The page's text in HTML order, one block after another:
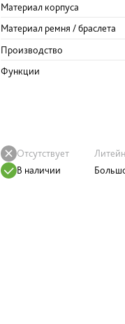
Материал корпуса
Материал ремня / браслета
Производство
Функции
Отсутствует
В наличии